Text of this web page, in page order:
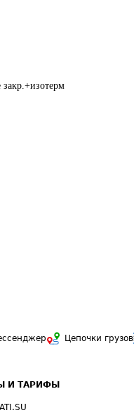
Цепочки грузов
И ТАРИФЫ